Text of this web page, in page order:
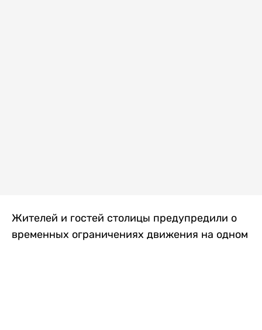
Жителей и гостей столицы предупредили о
временных ограничениях движения на одном